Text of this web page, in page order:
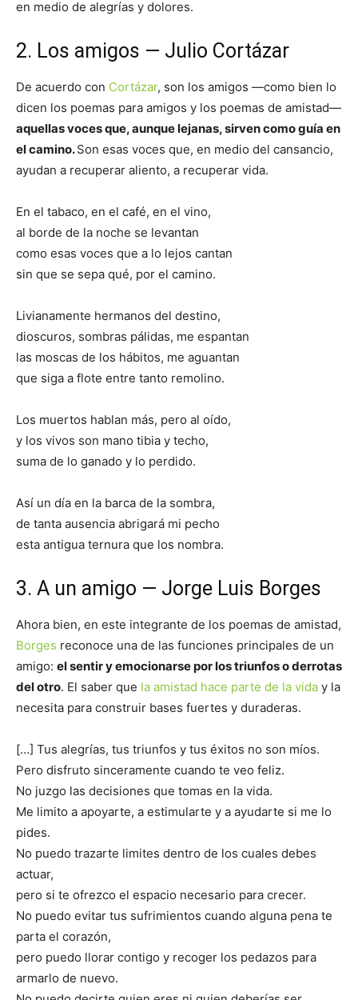
en medio de alegrías y dolores.
2. Los amigos — Julio Cortázar
De acuerdo con Cortázar, son los amigos —como bien lo
dicen los poemas para amigos y los poemas de amistad—
aquellas voces que, aunque lejanas, sirven como guía en
el camino.Son esas voces que, en medio del cansancio,
ayudan a recuperar aliento, a recuperar vida.
En el tabaco, en el café, en el vino,
al borde de la noche se levantan
como esas voces que a lo lejos cantan
sin que se sepa qué, por el camino.
Livianamente hermanos del destino,
dioscuros, sombras pálidas, me espantan
las moscas de los hábitos, me aguantan
que siga a flote entre tanto remolino.
Los muertos hablan más, pero al oído,
y los vivos son mano tibia y techo,
suma de lo ganado y lo perdido.
Así un día en la barca de la sombra,
de tanta ausencia abrigará mi pecho
esta antigua ternura que los nombra.
3. A un amigo — Jorge Luis Borges
Ahora bien, en este integrante de los poemas de amistad,
Borges reconoce una de las funciones principales de un
amigo: el sentir y emocionarse por los triunfos o derrotas
del otro. El saber que la amistad hace parte de la vida y la
necesita para construir bases fuertes y duraderas.
[…] Tus alegrías, tus triunfos y tus éxitos no son míos.
Pero disfruto sinceramente cuando te veo feliz.
No juzgo las decisiones que tomas en la vida.
Me limito a apoyarte, a estimularte y a ayudarte si me lo
pides.
No puedo trazarte limites dentro de los cuales debes
actuar,
pero si te ofrezco el espacio necesario para crecer.
No puedo evitar tus sufrimientos cuando alguna pena te
parta el corazón,
pero puedo llorar contigo y recoger los pedazos para
armarlo de nuevo.